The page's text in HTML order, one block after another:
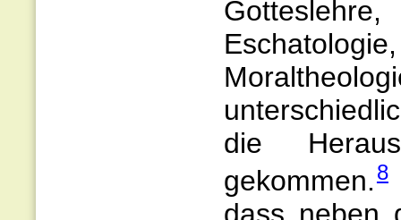
die
gekommen. 8
dass neben